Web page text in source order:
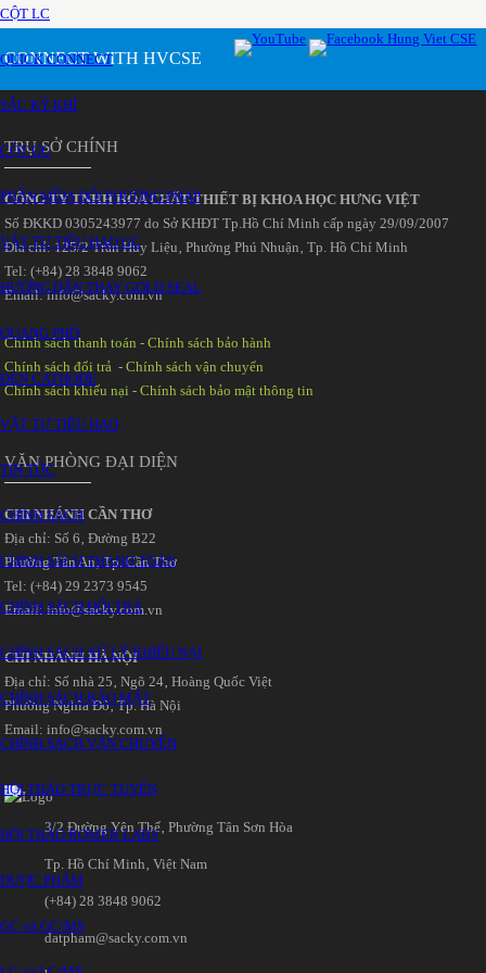
CỘT LC
QUICK CONNECT
SẮC KÝ KHÍ
CỘT GC
PHẦN MỀM ĐỔI PHƯƠNG PHÁP
VẬT TƯ TIÊU HAO GC
HƯỚNG DẪN THAY GOLD SEAL
QUANG PHỔ
ĐÈN CATHODE
VẬT TƯ TIÊU HAO
TIN TỨC
CHÍNH SÁCH
CHÍNH SÁCH THANH TOÁN
CHÍNH SÁCH ĐỔI TRẢ
CHÍNH SÁCH XỬ LÝ KHIẾU NẠI
CHÍNH SÁCH BẢO MẬT
CHÍNH SÁCH VẬN CHUYỂN
HỘI THẢO TRỰC TUYẾN
HỘI THẢO ROMER LABS
DƯỢC PHẨM
GC và GC/MS
CONNECT WITH HVCSE
TRỤ SỞ CHÍNH
CÔNG TY TNHH HÓA CHẤT-THIẾT BỊ KHOA HỌC HƯNG VIỆT
Số ĐKKD 0305243977 do Sở KHĐT Tp.Hồ Chí Minh cấp ngày 29/09/2007
Đia chỉ: 125/2 Trần Huy Liệu‚ Phường Phú Nhuận‚ Tp. Hồ Chí Minh
Tel: (+84) 28 3848 9062
Email: info@sacky.com.vn
Chính sách thanh toán -Chính sách bảo hành
Chính sách đổi trả -Chính sách vận chuyển
Chính sách khiếu nại -Chính sách bảo mật thông tin
VĂN PHÒNG ĐẠI DIỆN
CHI NHÁNH CẦN THƠ
Địa chỉ: Số 6‚ Đường B22
Phường Tân An‚ Tp. Cần Thơ
Tel: (+84) 29 2373 9545
Email: info@sacky.com.vn
CHI NHÁNH HÀ NỘI
Địa chỉ: Số nhà 25‚ Ngõ 24‚ Hoàng Quốc Việt
Phường Nghĩa Đô‚ Tp. Hà Nội
Email: info@sacky.com.vn
3/2 Đường Yên Thế‚ Phường Tân Sơn Hòa
Tp. Hồ Chí Minh‚ Việt Nam
(+84) 28 3848 9062
datpham@sacky.com.vn